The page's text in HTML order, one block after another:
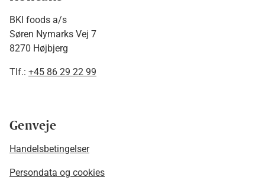
BKI foods a/s
Søren Nymarks Vej 7
8270 Højbjerg
Tlf.: +45 86 29 22 99
Genveje
Handelsbetingelser
Persondata og cookies